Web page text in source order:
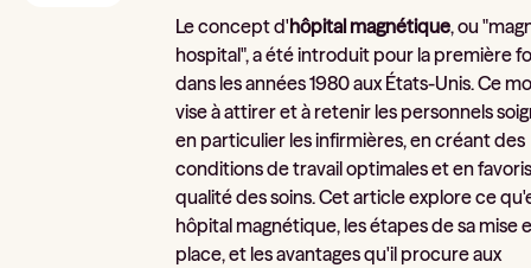
Le concept d'hôpital magnétique, ou
hospital", a été introduit pour la première
dans les années 1980 aux États-Unis. Ce
vise à attirer et à retenir les personnels
en particulier les infirmières, en créant des
conditions de travail optimales et en
qualité des soins. Cet article explore ce
hôpital magnétique, les étapes de sa mise
place, et les avantages qu'il procure aux